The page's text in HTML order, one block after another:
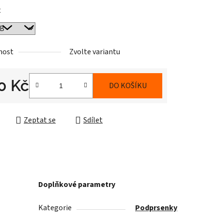
Zvolte variantu
Kč DO KOŠÍKU
Zeptat se Sdílet
Doplňkové parametry
Kategorie Podprsenky